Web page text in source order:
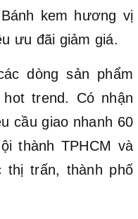
kem hương vị
ưu đãi giảm giá.
dòng sản phẩm
trend. Có nhận
cầu giao nhanh 60
thành TPHCM và
thị trấn, thành phố